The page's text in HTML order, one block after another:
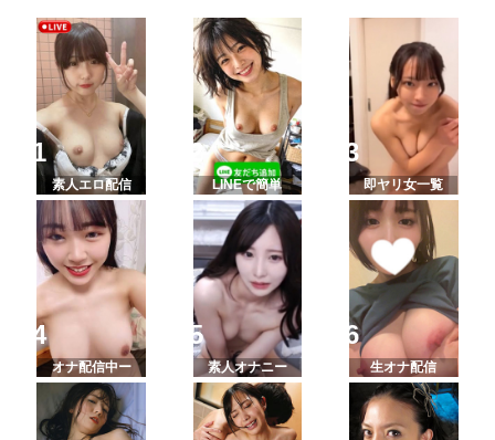
素人エロ配信 LINEで簡単 即ヤリ女一覧
オナ配信中ー 素人オナニー 生オナ配信